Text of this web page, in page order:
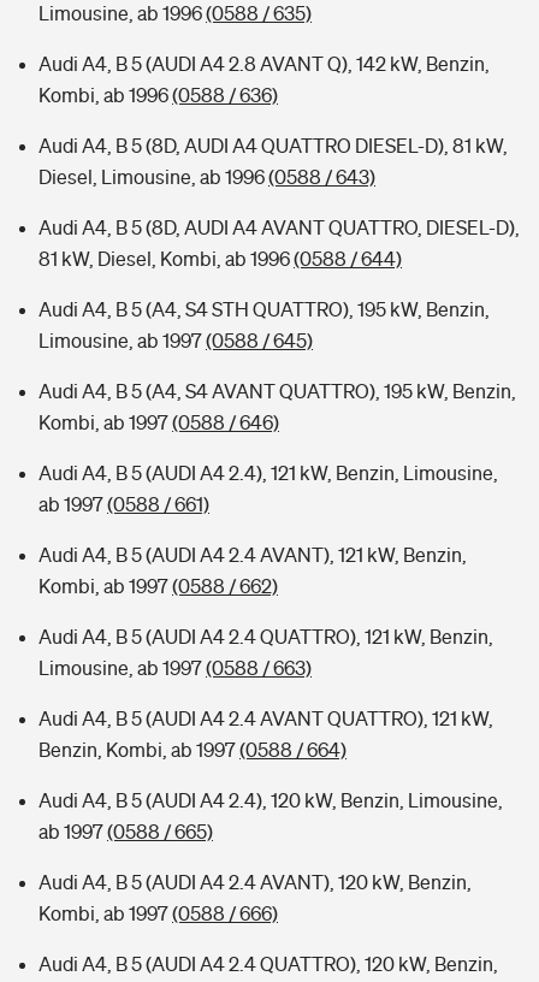
Limousine, ab 1996(0588 / 635)
Audi A4, B 5 (AUDI A4 2.8 AVANT Q), 142 kW, Benzin,
Kombi, ab 1996(0588 / 636)
Audi A4, B 5 (8D, AUDI A4 QUATTRO DIESEL-D), 81 kW,
Diesel, Limousine, ab 1996(0588 / 643)
Audi A4, B 5 (8D, AUDI A4 AVANT QUATTRO, DIESEL-D),
81 kW, Diesel, Kombi, ab 1996(0588 / 644)
Audi A4, B 5 (A4, S4 STH QUATTRO), 195 kW, Benzin,
Limousine, ab 1997(0588 / 645)
Audi A4, B 5 (A4, S4 AVANT QUATTRO), 195 kW, Benzin,
Kombi, ab 1997(0588 / 646)
Audi A4, B 5 (AUDI A4 2.4), 121 kW, Benzin, Limousine,
ab 1997(0588 / 661)
Audi A4, B 5 (AUDI A4 2.4 AVANT), 121 kW, Benzin,
Kombi, ab 1997(0588 / 662)
Audi A4, B 5 (AUDI A4 2.4 QUATTRO), 121 kW, Benzin,
Limousine, ab 1997(0588 / 663)
Audi A4, B 5 (AUDI A4 2.4 AVANT QUATTRO), 121 kW,
Benzin, Kombi, ab 1997(0588 / 664)
Audi A4, B 5 (AUDI A4 2.4), 120 kW, Benzin, Limousine,
ab 1997(0588 / 665)
Audi A4, B 5 (AUDI A4 2.4 AVANT), 120 kW, Benzin,
Kombi, ab 1997(0588 / 666)
Audi A4, B 5 (AUDI A4 2.4 QUATTRO), 120 kW, Benzin,